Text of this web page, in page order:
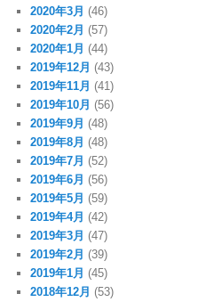
2020年3月 (46)
2020年2月 (57)
2020年1月 (44)
2019年12月 (43)
2019年11月 (41)
2019年10月 (56)
2019年9月 (48)
2019年8月 (48)
2019年7月 (52)
2019年6月 (56)
2019年5月 (59)
2019年4月 (42)
2019年3月 (47)
2019年2月 (39)
2019年1月 (45)
2018年12月 (53)